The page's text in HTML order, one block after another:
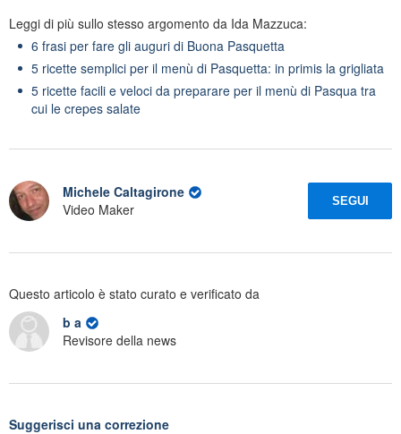
Leggi di più sullo stesso argomento da Ida Mazzuca:
6 frasi per fare gli auguri di Buona Pasquetta
5 ricette semplici per il menù di Pasquetta: in primis la grigliata
5 ricette facili e veloci da preparare per il menù di Pasqua tra
cui le crepes salate
Michele Caltagirone
Video Maker
SEGUI
Questo articolo è stato curato e verificato da
b a
Revisore della news
Suggerisci una correzione